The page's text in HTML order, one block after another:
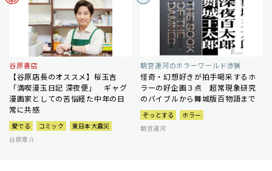
谷原書店
【谷原店長のオススメ】桜玉吉
「満喫漫玉日記 深夜便」 ギャグ
漫画家としての苦悩経た中年の日
常に共感
愛でる コミック
東日本大震災
谷原章介
朝宮運河のホラーワールド渉猟
怪奇・幻想好きが拍手喝采するホ
ラーの好企画３点 超常現象研究
のバイブルから舞城版百物語まで
ぞっとする
ホラー
朝宮運河